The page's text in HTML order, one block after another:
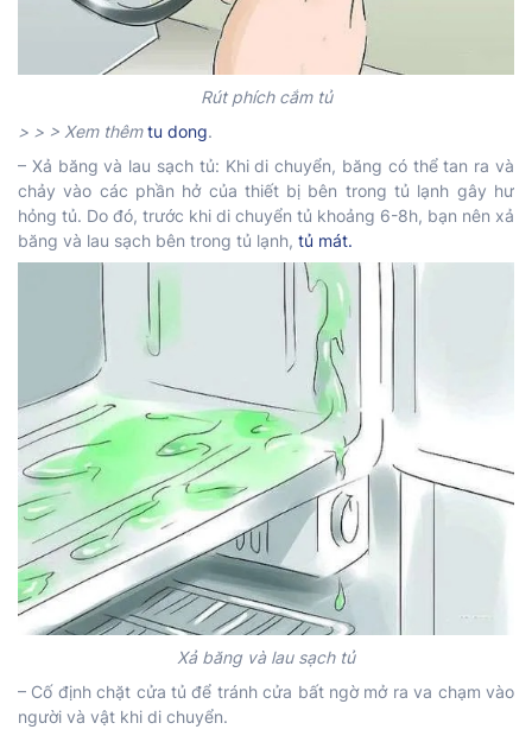
Rút phích cắm tủ
> > > Xem thêm tu dong.
– Xả băng và lau sạch tủ: Khi di chuyển, băng có thể tan ra và
chảy vào các phần hở của thiết bị bên trong tủ lạnh gây hư
hỏng tủ. Do đó, trước khi di chuyển tủ khoảng 6-8h, bạn nên xả
băng và lau sạch bên trong tủ lạnh, tủ mát.
Xả băng và lau sạch tủ
– Cố định chặt cửa tủ để tránh cửa bất ngờ mở ra va chạm vào
người và vật khi di chuyển.